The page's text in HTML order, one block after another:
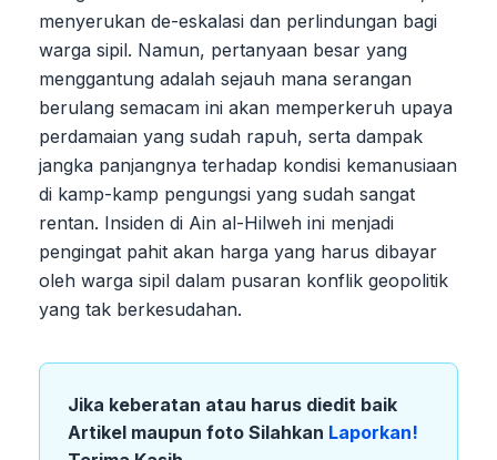
menyerukan de-eskalasi dan perlindungan bagi
warga sipil. Namun, pertanyaan besar yang
menggantung adalah sejauh mana serangan
berulang semacam ini akan memperkeruh upaya
perdamaian yang sudah rapuh, serta dampak
jangka panjangnya terhadap kondisi kemanusiaan
di kamp-kamp pengungsi yang sudah sangat
rentan. Insiden di Ain al-Hilweh ini menjadi
pengingat pahit akan harga yang harus dibayar
oleh warga sipil dalam pusaran konflik geopolitik
yang tak berkesudahan.
Jika keberatan atau harus diedit baik
Artikel maupun foto Silahkan Laporkan!